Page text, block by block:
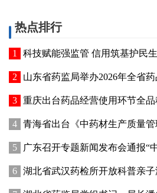
热点排行
科技赋能强监管 信用筑基护民生——山东冠县以智
山东省药监局举办2026年全省
重庆出台药品经营使用环节全品种
青海省出台《中药材生产质量管理规范工作细则
广东召开专题新闻发布会通报“中
湖北省武汉药检所开放科普亲子游 12